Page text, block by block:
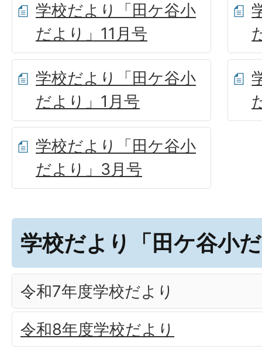
学校だより「田ケ谷小
だより」11月号
学校だより「田ケ谷小
だより」1月号
学校だより「田ケ谷小
だより」3月号
学校だより「田ケ谷小
令和7年度学校だより
令和8年度学校だより